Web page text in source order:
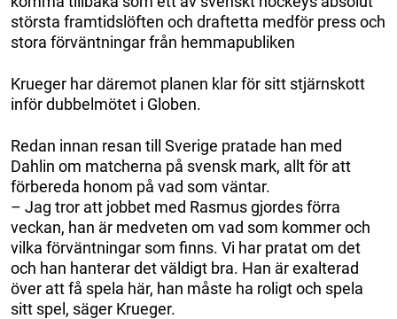
största framtidslöften och draftetta medför press och
stora förväntningar från hemmapubliken
Krueger har däremot planen klar för sitt stjärnskott
inför dubbelmötet i Globen.
Redan innan resan till Sverige pratade han med
Dahlin om matcherna på svensk mark, allt för att
förbereda honom på vad som väntar.
– Jag tror att jobbet med Rasmus gjordes förra
veckan, han är medveten om vad som kommer och
vilka förväntningar som finns. Vi har pratat om det
och han hanterar det väldigt bra. Han är exalterad
över att få spela här, han måste ha roligt och spela
sitt spel, säger Krueger.